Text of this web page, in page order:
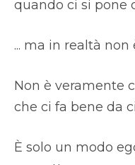
quando ci si pone
... ma in realtà non
Non è veramente
che ci fa bene da
È solo un modo